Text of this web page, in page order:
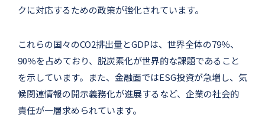
クに対応するための政策が強化されています。
これらの国々のCO2排出量とGDPは、世界全体の79％、
90％を占めており、脱炭素化が世界的な課題であること
を示しています。また、金融面ではESG投資が急増し、気
候関連情報の開示義務化が進展するなど、企業の社会的
責任が一層求められています。